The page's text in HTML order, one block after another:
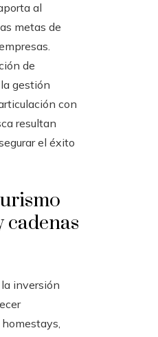
al
metas de
de
gestión
con
resultan
el éxito
inversión